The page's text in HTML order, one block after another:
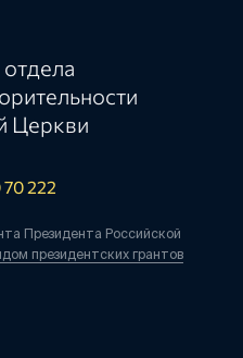
Церкви
222
Президента Российской
президентских грантов